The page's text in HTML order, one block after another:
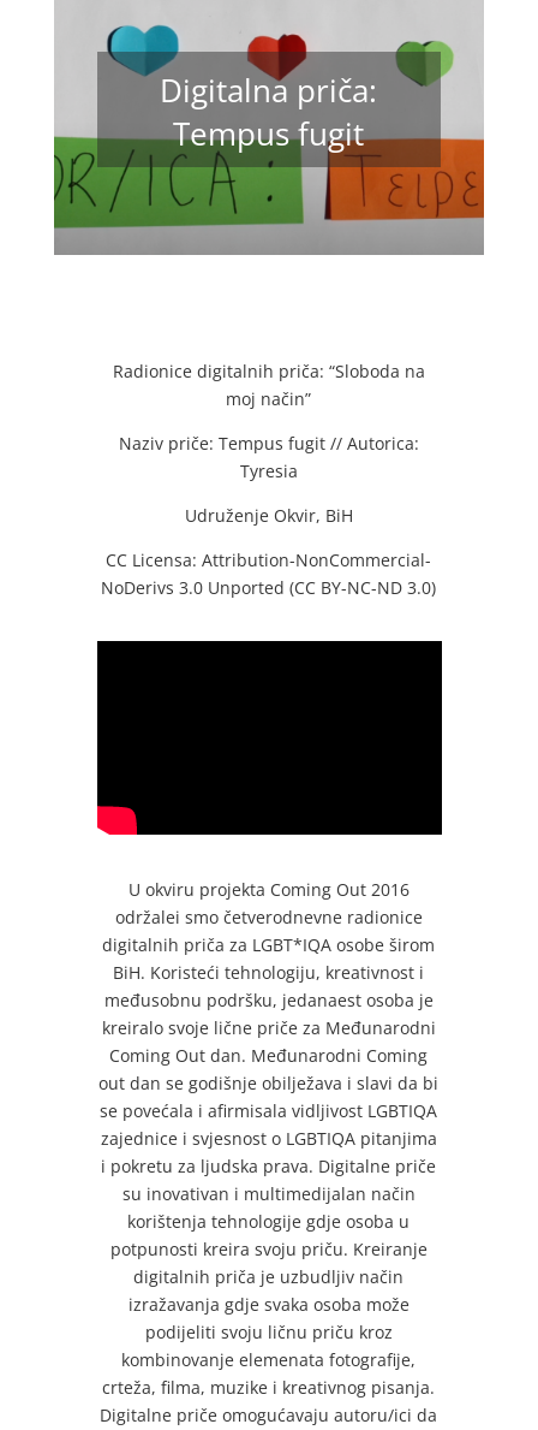
Digitalna priča:
Tempus fugit
Radionice digitalnih priča: “Sloboda na
moj način”
Naziv priče: Tempus fugit // Autorica:
Tyresia
Udruženje Okvir, BiH
CC Licensa: Attribution-NonCommercial-
NoDerivs 3.0 Unported (CC BY-NC-ND 3.0)
U okviru projekta Coming Out 2016
održalei smo četverodnevne radionice
digitalnih priča za LGBT*IQA osobe širom
BiH. Koristeći tehnologiju, kreativnost i
međusobnu podršku, jedanaest osoba je
kreiralo svoje lične priče za Međunarodni
Coming Out dan. Međunarodni Coming
out dan se godišnje obilježava i slavi da bi
se povećala i afirmisala vidljivost LGBTIQA
zajednice i svjesnost o LGBTIQA pitanjima
i pokretu za ljudska prava. Digitalne priče
su inovativan i multimedijalan način
korištenja tehnologije gdje osoba u
potpunosti kreira svoju priču. Kreiranje
digitalnih priča je uzbudljiv način
izražavanja gdje svaka osoba može
podijeliti svoju ličnu priču kroz
kombinovanje elemenata fotografije,
crteža, filma, muzike i kreativnog pisanja.
Digitalne priče omogućavaju autoru/ici da